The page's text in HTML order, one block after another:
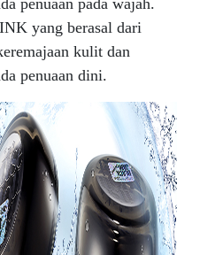
penuaan pada wajah.
yang berasal dari
kulit dan
penuaan dini.